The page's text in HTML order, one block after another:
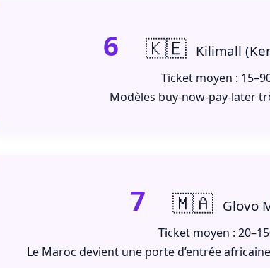
6 🇰🇪 Kilimall
Ticket moyen :
Modèles buy-now-pay-later
7 🇲🇦 Glovo
Ticket moyen :
Le Maroc devient une porte d’entrée